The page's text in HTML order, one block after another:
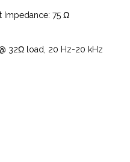
Impedance: 75 Ω
32Ω load, 20 Hz-20 kHz